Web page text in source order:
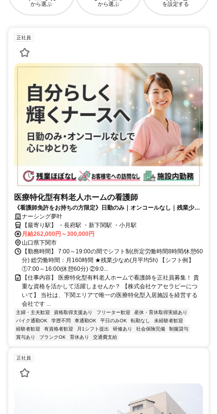
から選ぶ から選ぶ を設定する
正社員
医療特化型有料老人ホームの看護師
《看護師免許をお持ちの方限定》日勤のみ｜オンコールなし｜残業少な
め(月5h)｜お客様宅への訪問なし
ナーシング夢叶
【最寄り駅】 ・長府駅 ・新下関駅 ・小月駅
月給262,000円～300,000円
山口県下関市
【勤務時間】 7:00～19:00の間でシフト制(所定労働時間8時間/休憩60
分) 総労働時間：月160時間 ★残業少なめ(月平均5h) 【シフト例】
①7:00～16:00(休憩60分) ②9:0...
【仕事内容】 医療特化型有料老人ホームで看護師を正社員募集！ 貴
重な資格を活かして活躍しませんか？ 【株式会社ケアセラピーにつ
いて】 当社は、下関エリアで唯一の医療特化型入居施設を経営する
会社です ...
主婦・主夫歓迎 資格取得支援あり フリーター歓迎
産休・育休取得実績あり
バイク通勤OK
学歴不問 車通勤OK 平日のみOK 転勤なし
未経験者歓迎
経験者歓迎
有資格者歓迎 月1シフト提出 研修あり 社会保険完備
制服貸与
賞与あり
ブランクOK 育休あり 交通費支給
正社員